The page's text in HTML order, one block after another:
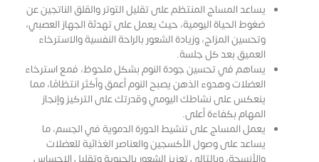
يساعد المساج المنتظم على تقليل التوتر والقلق الناتجين عن
ضغوط الحياة اليومية، حيث يعمل على تهدئة الجهاز العصبي،
وتحسين المزاج، وزيادة الشعور بالراحة النفسية والاسترخاء
العميق بعد كل جلسة.
يساهم في تحسين جودة النوم بشكل ملحوظ، فمع استرخاء
العضلات وهدوء الذهن يصبح النوم أعمق وأكثر انتظامًا، مما
ينعكس على نشاطك اليومي وقدرتك على التركيز وإنجاز
المهام بكفاءة أعلى.
يعمل المساج على تنشيط الدورة الدموية في الجسم، ما
يساعد على وصول الأكسجين والعناصر الغذائية للعضلات
والأنسجة، وبالتالي تعزيز الشعور بالحيوية وتقليل الإحساس